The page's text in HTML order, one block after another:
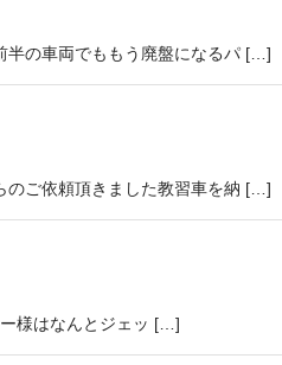
半の車両でももう廃盤になるパ […]
のご依頼頂きました教習車を納 […]
様はなんとジェッ […]